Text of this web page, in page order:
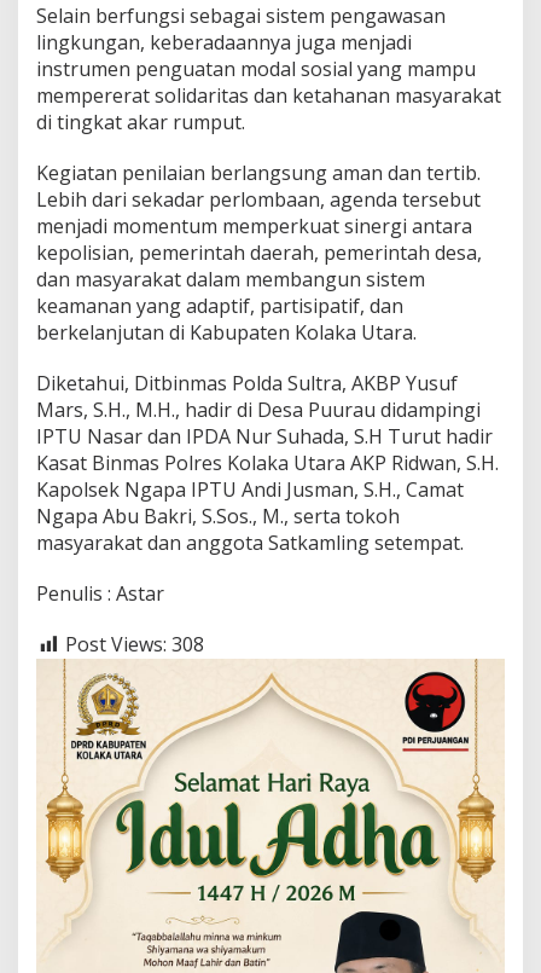
Selain berfungsi sebagai sistem pengawasan
lingkungan, keberadaannya juga menjadi
instrumen penguatan modal sosial yang mampu
mempererat solidaritas dan ketahanan masyarakat
di tingkat akar rumput.
Kegiatan penilaian berlangsung aman dan tertib.
Lebih dari sekadar perlombaan, agenda tersebut
menjadi momentum memperkuat sinergi antara
kepolisian, pemerintah daerah, pemerintah desa,
dan masyarakat dalam membangun sistem
keamanan yang adaptif, partisipatif, dan
berkelanjutan di Kabupaten Kolaka Utara.
Diketahui, Ditbinmas Polda Sultra, AKBP Yusuf
Mars, S.H., M.H., hadir di Desa Puurau didampingi
IPTU Nasar dan IPDA Nur Suhada, S.H Turut hadir
Kasat Binmas Polres Kolaka Utara AKP Ridwan, S.H.
Kapolsek Ngapa IPTU Andi Jusman, S.H., Camat
Ngapa Abu Bakri, S.Sos., M., serta tokoh
masyarakat dan anggota Satkamling setempat.
Penulis : Astar
Post Views: 308